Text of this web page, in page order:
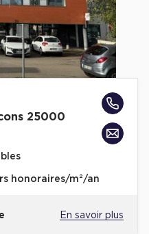
25000
honoraires/m²/an
En savoir plus